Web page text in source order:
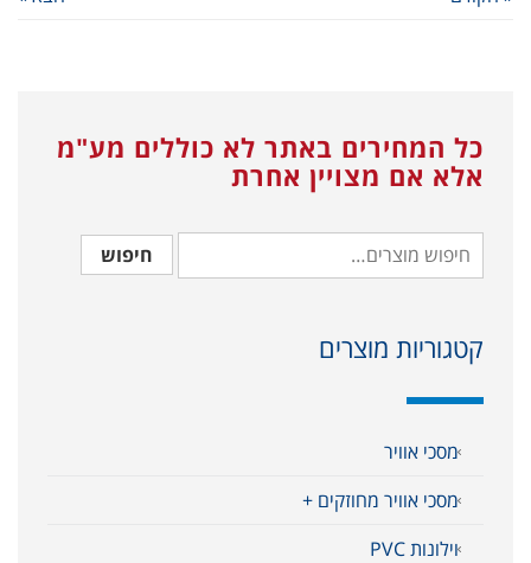
כל המחירים באתר לא כוללים מע"מ
אלא אם מצויין אחרת
חיפוש
קטגוריות מוצרים
מסכי אוויר
מסכי אוויר מחוזקים +
וילונות PVC